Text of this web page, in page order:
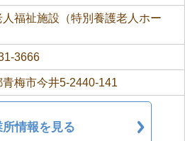
人福祉施設（特別養護老人ホー
3666
青梅市今井5-2440-141
所情報を見る